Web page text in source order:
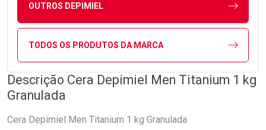
OUTROS DEPIMIEL
TODOS OS PRODUTOS DA MARCA
Descrição Cera Depimiel Men Titanium 1 kg
Granulada
Cera Depimiel Men Titanium 1 kg Granulada